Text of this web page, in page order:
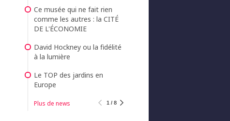
Ce musée qui ne fait rien
comme les autres : la CITÉ
DE L'ÉCONOMIE
David Hockney ou la fidélité
à la lumière
Le TOP des jardins en
Europe
Plus de news 1 / 8